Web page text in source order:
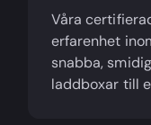
Våra
erfarenhet
snabba,
laddboxar till